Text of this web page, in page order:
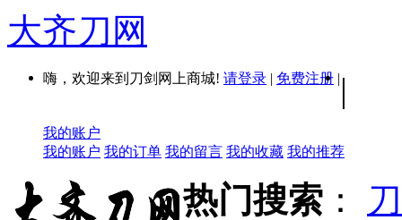
大齐刀网
嗨，欢迎来到刀剑网上商城! 请登录 | 免费注册 | |
我的账户
我的账户 我的订单 我的留言 我的收藏 我的推荐
热门搜索 ：